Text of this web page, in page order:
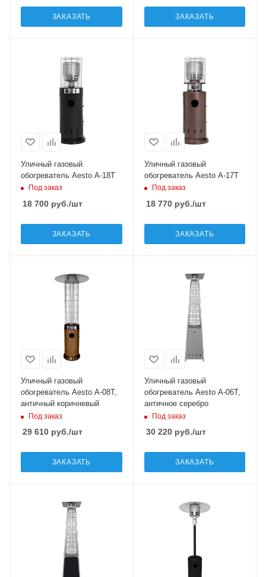
ЗАКАЗАТЬ ЗАКАЗАТЬ
Уличный газовый
обогреватель Aesto A-18T
Под заказ
18 700 руб./шт
ЗАКАЗАТЬ
Уличный газовый
обогреватель Aesto A-17T
Под заказ
18 770руб./шт
ЗАКАЗАТЬ
Уличный газовый
обогреватель Aesto A-08Т,
античный коричневый
Под заказ
29 610 руб./шт
ЗАКАЗАТЬ
Уличный газовый
обогреватель Aesto A-06Т,
античное серебро
Под заказ
30 220руб./шт
ЗАКАЗАТЬ